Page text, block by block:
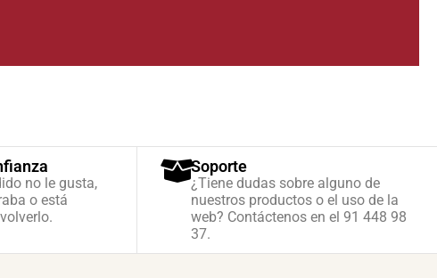
no le gusta,
o está
Soporte
¿Tiene dudas sobre alguno de
nuestros productos o el uso de la
web? Contáctenos en el 91 448 98
37.